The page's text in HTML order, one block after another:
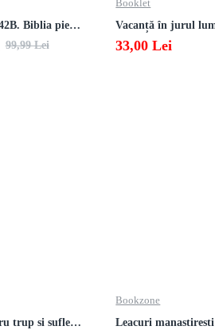
Gutenberg 42B. Biblia pierduta
99,99 Lei
Booklet
33,00 Lei
Retete pentru trup si suflet din bucataria manastirii
Bookzone
Leacuri manastiresti